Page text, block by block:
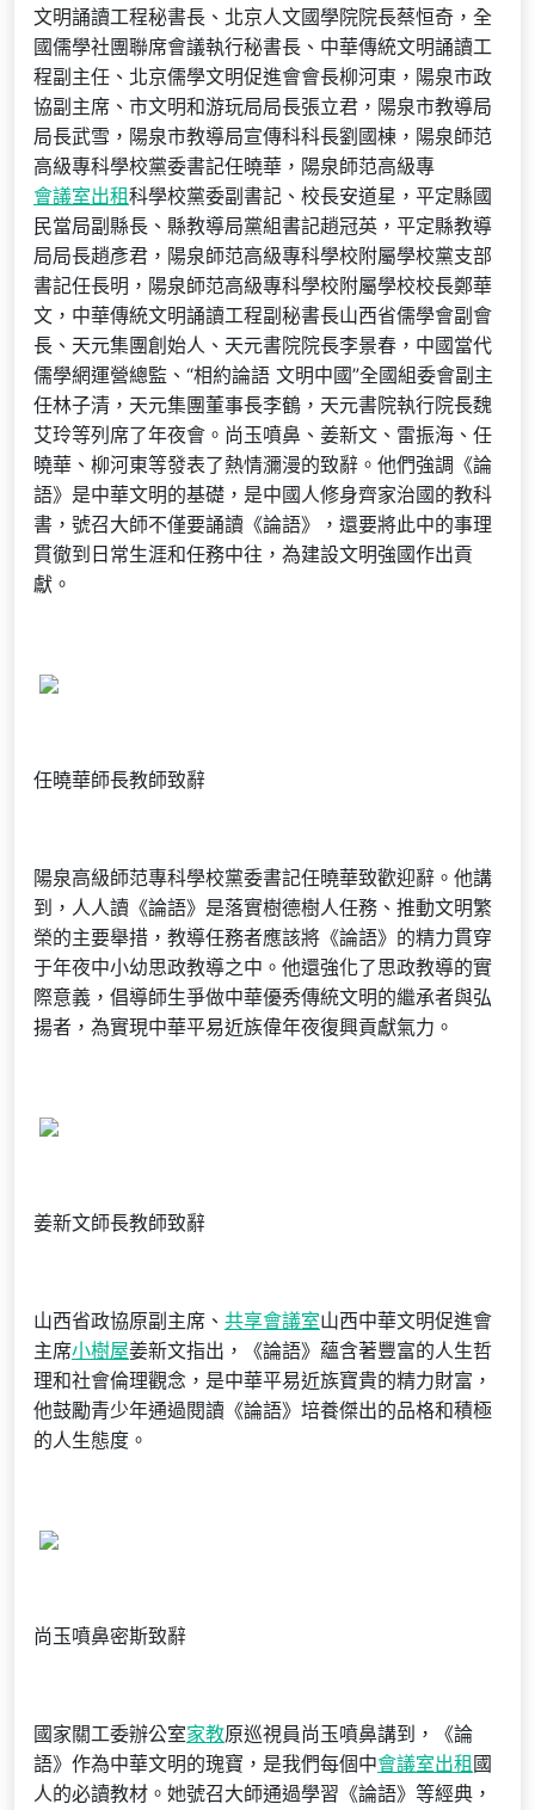
文明誦讀工程秘書長、北京人文國學院院長蔡恒奇，全
國儒學社團聯席會議執行秘書長、中華傳統文明誦讀工
程副主任、北京儒學文明促進會會長柳河東，陽泉市政
協副主席、市文明和游玩局局長張立君，陽泉市教導局
局長武雪，陽泉市教導局宣傳科科長劉國棟，陽泉師范
高級專科學校黨委書記任曉華，陽泉師范高級專
會議室出租科學校黨委副書記、校長安道星，平定縣國
民當局副縣長、縣教導局黨組書記趙冠英，平定縣教導
局局長趙彥君，陽泉師范高級專科學校附屬學校黨支部
書記任長明，陽泉師范高級專科學校附屬學校校長鄭華
文，中華傳統文明誦讀工程副秘書長山西省儒學會副會
長、天元集團創始人、天元書院院長李景春，中國當代
儒學網運營總監、“相約論語 文明中國”全國組委會副主
任林子清，天元集團董事長李鶴，天元書院執行院長魏
艾玲等列席了年夜會。尚玉噴鼻、姜新文、雷振海、任
曉華、柳河東等發表了熱情瀰漫的致辭。他們強調《論
語》是中華文明的基礎，是中國人修身齊家治國的教科
書，號召大師不僅要誦讀《論語》，還要將此中的事理
貫徹到日常生涯和任務中往，為建設文明強國作出貢
獻。
任曉華師長教師致辭
陽泉高級師范專科學校黨委書記任曉華致歡迎辭。他講
到，人人讀《論語》是落實樹德樹人任務、推動文明繁
榮的主要舉措，教導任務者應該將《論語》的精力貫穿
于年夜中小幼思政教導之中。他還強化了思政教導的實
際意義，倡導師生爭做中華優秀傳統文明的繼承者與弘
揚者，為實現中華平易近族偉年夜復興貢獻氣力。
姜新文師長教師致辭
山西省政協原副主席、 共享會議室山西中華文明促進會
主席小樹屋姜新文指出，《論語》蘊含著豐富的人生哲
理和社會倫理觀念，是中華平易近族寶貴的精力財富，
他鼓勵青少年通過閱讀《論語》培養傑出的品格和積極
的人生態度。
尚玉噴鼻密斯致辭
國家關工委辦公室家教原巡視員尚玉噴鼻講到，《論
語》作為中華文明的瑰寶，是我們每個中會議室出租 國
人的必讀教材。她號召大師通過學習《論語》等經典，